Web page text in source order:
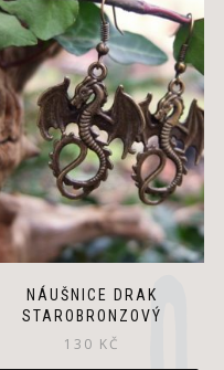
NÁUŠNICE DRAK
STAROBRONZOVÝ
130 KČ